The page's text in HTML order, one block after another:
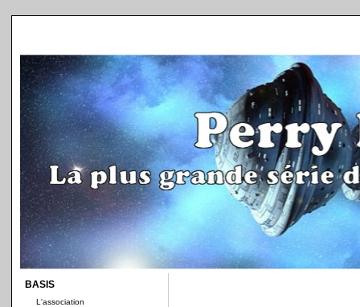
BASIS
L'association